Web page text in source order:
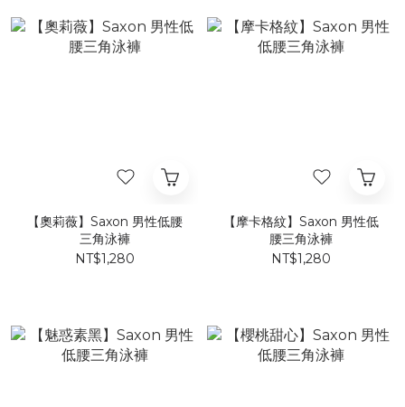
【奧莉薇】Saxon 男性低腰
三角泳褲
NT$1,280
【摩卡格紋】Saxon 男性低
腰三角泳褲
NT$1,280